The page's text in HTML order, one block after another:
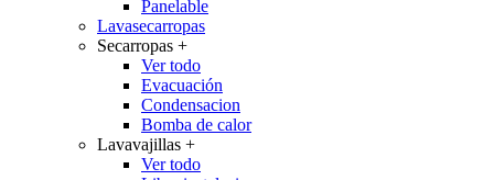
Panelable
Lavasecarropas
Secarropas +
Ver todo
Evacuación
Condensacion
Bomba de calor
Lavavajillas +
Ver todo